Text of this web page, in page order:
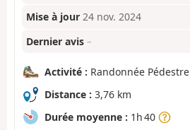
Mise à jour 24 nov. 2024
Dernier avis –
Activité : Randonnée Pédestre
Distance : 3,76 km
Durée moyenne : 1h 40